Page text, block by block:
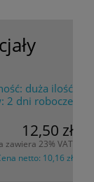
duża ilość
2 dni robocze
12,50 zł
zawiera 23% VAT
netto: 10,16 zł